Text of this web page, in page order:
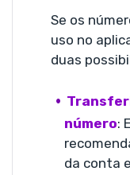
Se os
uso no
duas
número:
da conta